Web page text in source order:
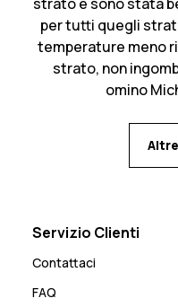
per tutti quegli
temperature meno
strato, non
omino
Servizio Clienti
Contattaci
FAQ